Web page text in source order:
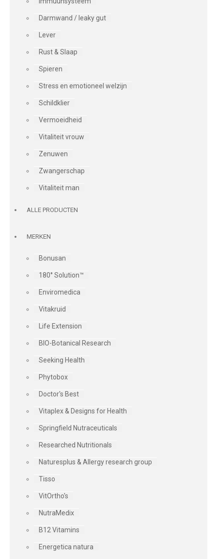
Darmwand / leaky gut
Lever
Rust & Slaap
Spieren
Stress en emotioneel welzijn
Schildklier
Vermoeidheid
Vitaliteit vrouw
Zenuwen
Zwangerschap
Vitaliteit man
ALLE PRODUCTEN
MERKEN
Bonusan
180° Solution™
Enviromedica
Vitakruid
Life Extension
BIO-Botanical Research
Seeking Health
Phytobox
Doctor's Best
Vitaplex & Designs for Health
Springfield Nutraceuticals
Researched Nutritionals
Naturesplus & Allergy research group
Tisso
VitOrtho's
NutraMedix
B12 Vitamins
Energetica natura